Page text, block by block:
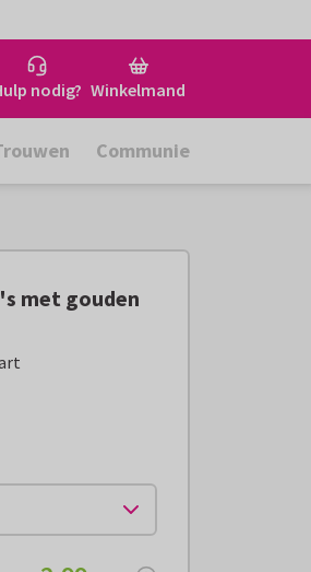
nodig? Winkelmand
Communie
met gouden